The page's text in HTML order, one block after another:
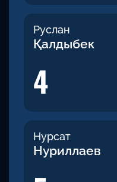
Руслан
Қалдыбек
4
Нурсат
Нуриллаев